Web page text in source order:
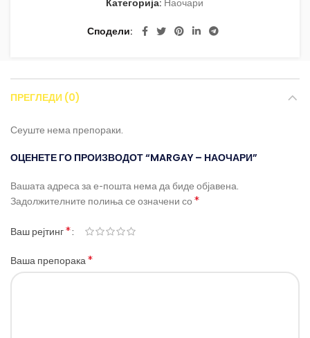
Категорија: Наочари
Сподели
ПРЕГЛЕДИ (0)
Сеуште нема препораки.
ОЦЕНЕТЕ ГО ПРОИЗВОДОТ “MARGAY – НАОЧАРИ”
Вашата адреса за е-пошта нема да биде објавена.
Задолжителните полиња се означени со *
Ваш рејтинг*
Ваша препорака*